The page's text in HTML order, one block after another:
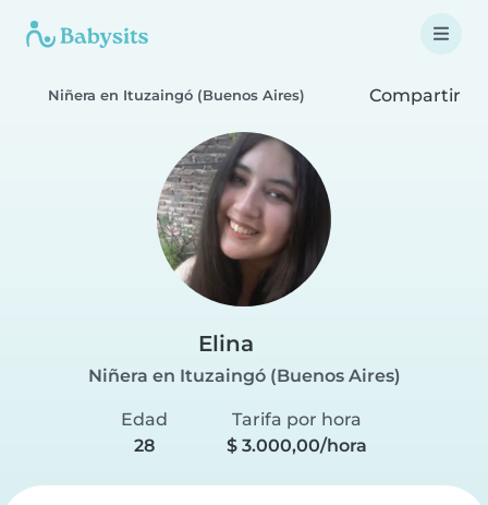
Niñera en Ituzaingó (Buenos Aires) Compartir
Elina
Niñera en Ituzaingó (Buenos Aires)
Edad
28
Tarifa por hora
$ 3.000,00/hora